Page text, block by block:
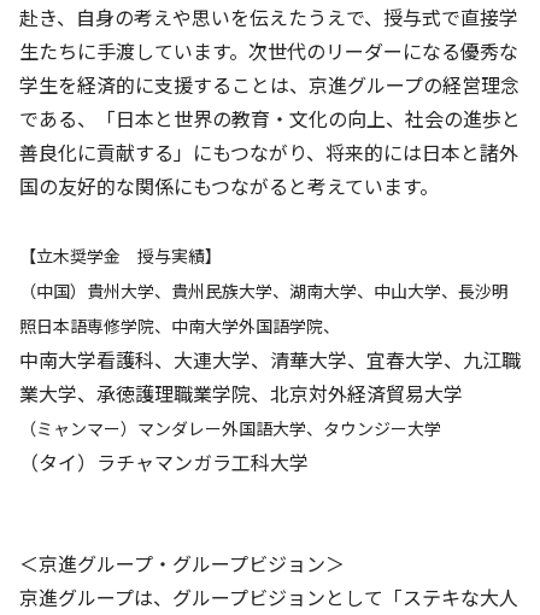
赴き、自身の考えや思いを伝えたうえで、授与式で直接学
生たちに手渡しています。次世代のリーダーになる優秀な
学生を経済的に支援することは、京進グループの経営理念
である、「日本と世界の教育・文化の向上、社会の進歩と
善良化に貢献する」にもつながり、将来的には日本と諸外
国の友好的な関係にもつながると考えています。
【立木奨学金 授与実績】
（中国）貴州大学、貴州民族大学、湖南大学、中山大学、長沙明
照日本語専修学院、中南大学外国語学院、
中南大学看護科、大連大学、清華大学、宜春大学、九江職
業大学、承徳護理職業学院、北京対外経済貿易大学
（ミャンマー）マンダレー外国語大学、タウンジー大学
（タイ）ラチャマンガラ工科大学
＜京進グループ・グループビジョン＞
京進グループは、グループビジョンとして「ステキな大人